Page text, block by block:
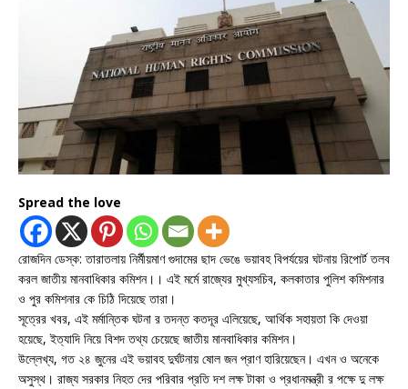
Spread the love
রোজদিন ডেস্ক: তারাতলায় নির্মীয়মাণ গুদামের ছাদ ভেঙে ভয়াবহ বিপর্যয়ের ঘটনায় রিপোর্ট তলব
করল জাতীয় মানবাধিকার কমিশন।। এই মর্মে রাজ্যের মুখ্যসচিব, কলকাতার পুলিশ কমিশনার
ও পুর কমিশনার কে চিঠি দিয়েছে তারা।
সূত্রের খবর, এই মর্মান্তিক ঘটনা র তদন্ত কতদূর এলিয়েছে, আর্থিক সহায়তা কি দেওয়া
হয়েছে, ইত্যাদি নিয়ে বিশদ তথ্য চেয়েছে জাতীয় মানবাধিকার কমিশন।
উল্লেখ্য, গত ২৪ জুনের এই ভয়াবহ দুর্ঘটনায় ষোল জন প্রাণ হারিয়েছেন। এখন ও অনেকে
অসুস্থ। রাজ্য সরকার নিহত দের পরিবার প্রতি দশ লক্ষ টাকা ও প্রধানমন্ত্রী র পক্ষে দু লক্ষ